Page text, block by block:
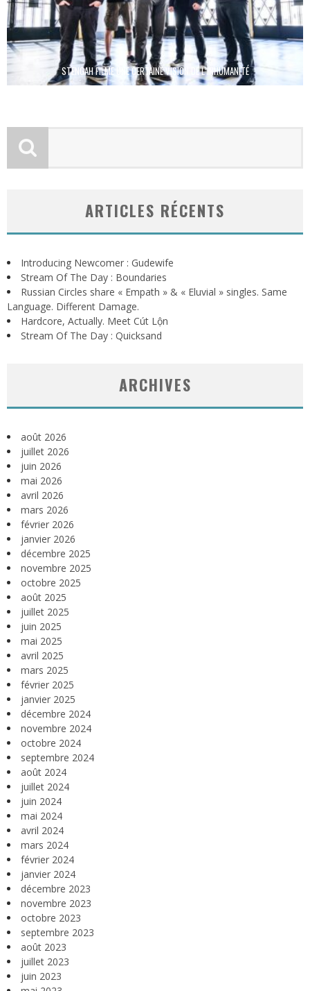
STENGAH FILME UNE CERTAINE VISION DE L’INHUMANITÉ
ARTICLES RÉCENTS
Introducing Newcomer : Gudewife
Stream Of The Day : Boundaries
Russian Circles share « Empath » & « Eluvial » singles. Same
Language. Different Damage.
Hardcore, Actually. Meet Cút Lộn
Stream Of The Day : Quicksand
ARCHIVES
août 2026
juillet 2026
juin 2026
mai 2026
avril 2026
mars 2026
février 2026
janvier 2026
décembre 2025
novembre 2025
octobre 2025
août 2025
juillet 2025
juin 2025
mai 2025
avril 2025
mars 2025
février 2025
janvier 2025
décembre 2024
novembre 2024
octobre 2024
septembre 2024
août 2024
juillet 2024
juin 2024
mai 2024
avril 2024
mars 2024
février 2024
janvier 2024
décembre 2023
novembre 2023
octobre 2023
septembre 2023
août 2023
juillet 2023
juin 2023